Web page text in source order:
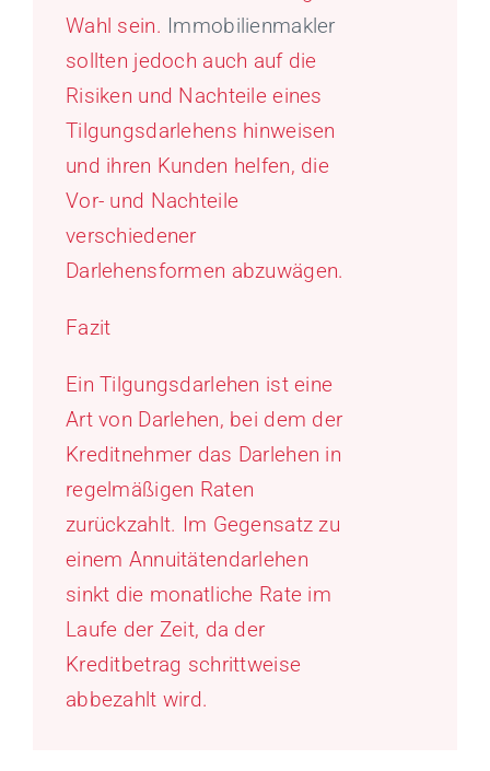
Wahl sein. Immobilienmakler
sollten jedoch auch auf die
Risiken und Nachteile eines
Tilgungsdarlehens hinweisen
und ihren Kunden helfen, die
Vor- und Nachteile
verschiedener
Darlehensformen abzuwägen.
Fazit
Ein Tilgungsdarlehen ist eine
Art von Darlehen, bei dem der
Kreditnehmer das Darlehen in
regelmäßigen Raten
zurückzahlt. Im Gegensatz zu
einem Annuitätendarlehen
sinkt die monatliche Rate im
Laufe der Zeit, da der
Kreditbetrag schrittweise
abbezahlt wird.